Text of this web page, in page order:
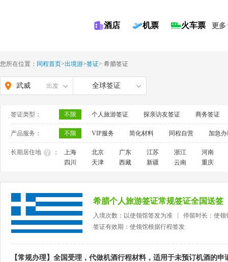
酒店 机票 火车票 更多
您所在位置： 同程首页>出境游>签证> 希腊签证
武威 出发 全球签证
签证类型： 不限 个人旅游签证 探亲访友签证 商务签证
产品服务： 不限 VIP服务 简化材料 同程自营 加急
长期居住地 ： 上海 北京 广东 江苏 浙江
河南
四川
天津 西藏 新疆 云南 重庆
希腊个人旅游签证常规签证全国送签
入境次数：以使领馆签发为准
停留时长：使领
签证有效期：使领馆根据行程签发
【常规办理】全国受理，代做机酒行程材料，适用于未预订机酒的申